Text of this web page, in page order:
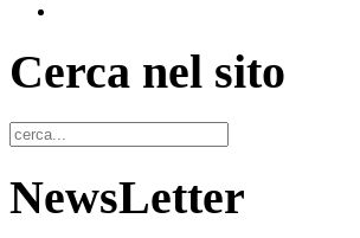
Cerca nel sito
NewsLetter